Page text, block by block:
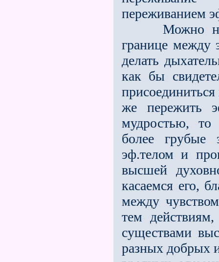
переживанием
Можно
границе между
делать
как бы
же пережить
мудростью, то
более грубые
эф.телом и
высшей
касаемся его,
между
тем
существами
разных добрых